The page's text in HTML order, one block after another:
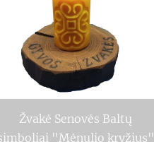
Žvakė Senovės Baltų
"Mėnulio kryžius"